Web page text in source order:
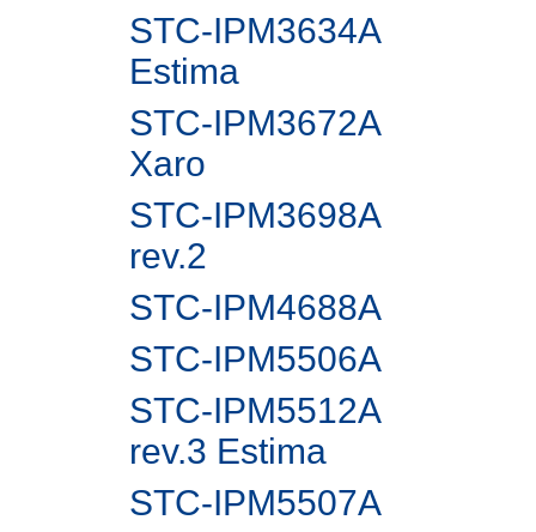
STC-IPM3634A
Estima
STC-IPM3672A
Xaro
STC-IPM3698A
rev.2
STC-IPM4688A
STC-IPM5506A
STC-IPM5512A
rev.3 Estima
STC-IPM5507A